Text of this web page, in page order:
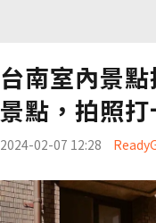
台南室內景
景點，拍照
2024-02-07 12:28